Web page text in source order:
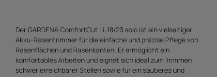
Der GARDENA ComfortCut Li-18/23 solo ist ein vielseitiger
Akku-Rasentrimmer für die einfache und präzise Pflege von
Rasenflächen und Rasenkanten. Er ermöglicht ein
komfortables Arbeiten und eignet sich ideal zum Trimmen
schwer erreichbarer Stellen sowie für ein sauberes und